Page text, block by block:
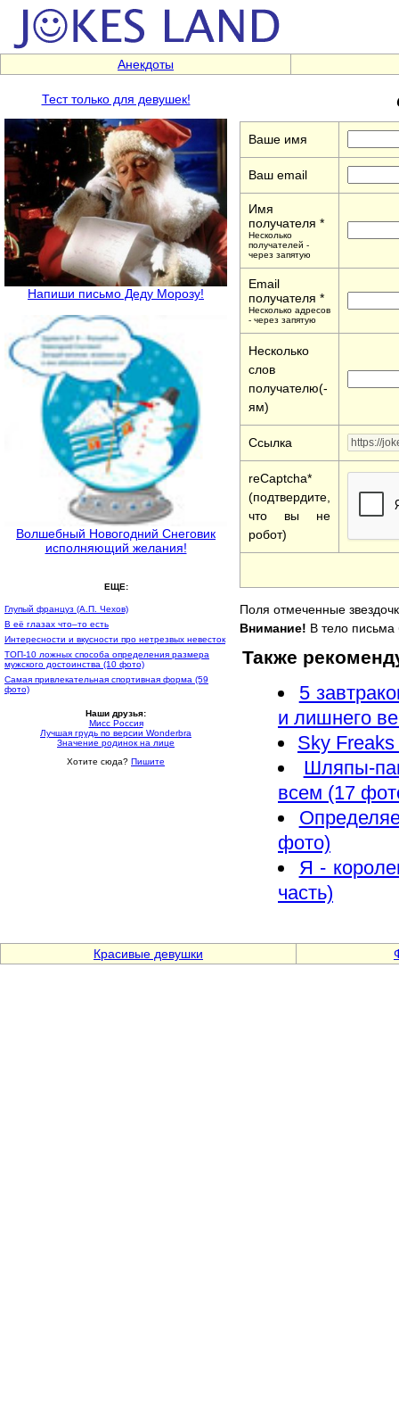
Анекдоты
Тест только для девушек!
Напиши письмо Деду Морозу!
Волшебный Новогодний Снеговик
исполняющий желания!
ЕЩЕ:
Глупый француз (А.П. Чехов)
В её глазах что–то есть
Интересности и вкусности про нетрезвых невесток
ТОП-10 ложных способа определения размера
мужского достоинства (10 фото)
Самая привлекательная спортивная форма (59
фото)
Наши друзья:
Мисс Россия
Лучшая грудь по версии Wonderbra
Значение родинок на лице
Хотите сюда? Пишите
Ваше имя
Ваш email
Имя
получателя *
Несколько
получателей -
через запятую
Email
получателя *
Несколько адресов
- через запятую
Несколько
слов
получателю(-
ям)
Ссылка
reCaptcha*
(подтвердите,
что вы не
робот)
Поля отмеченные
Внимание! В тело письма
Также
5
и лишнего
Sky Freaks
Шляпы-
всем (17
фото)
Я -
часть)
Красивые девушки